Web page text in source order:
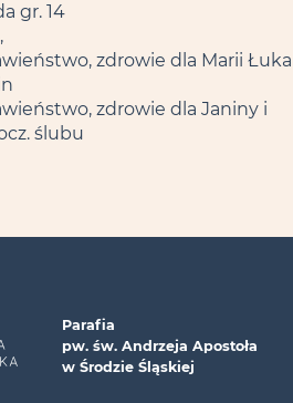
gr. 14
zdrowie dla Marii Łuka
zdrowie dla Janiny i
ślubu
Parafia
pw. św. Andrzeja Apostoła
w Środzie Śląskiej